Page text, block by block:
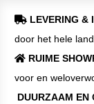
LEVERING &
door het hele land
RUIME
voor en
DUURZAAM EN